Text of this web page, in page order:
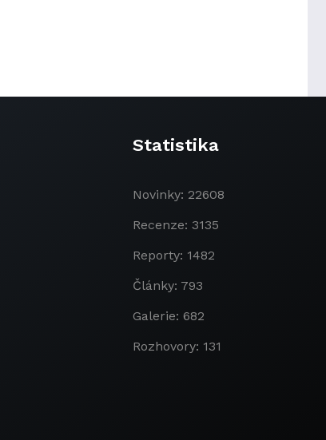
Statistika
Novinky: 22608
Recenze: 3135
Reporty: 1482
Články: 793
Galerie: 682
Rozhovory: 131